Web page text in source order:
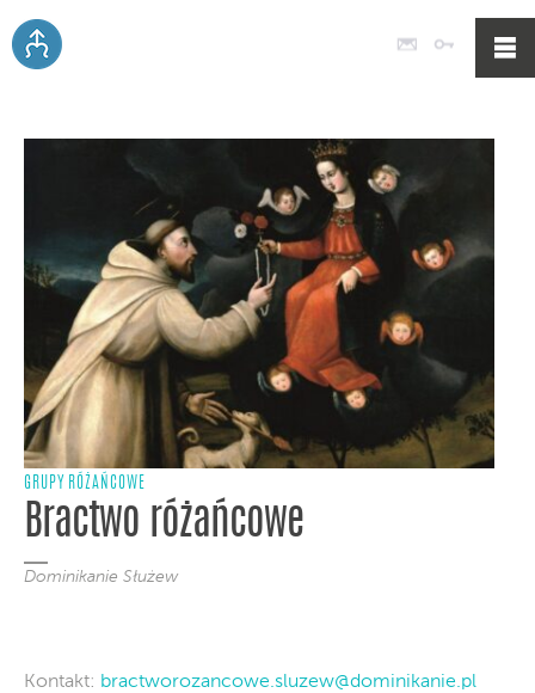
Poczta
GRUPY RÓŻAŃCOWE
Bractwo różańcowe
Dominikanie Służew
Kontakt: bractworozancowe.sluzew@dominikanie.pl